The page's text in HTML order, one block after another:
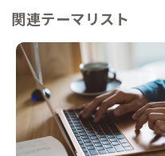
関連テーマリスト